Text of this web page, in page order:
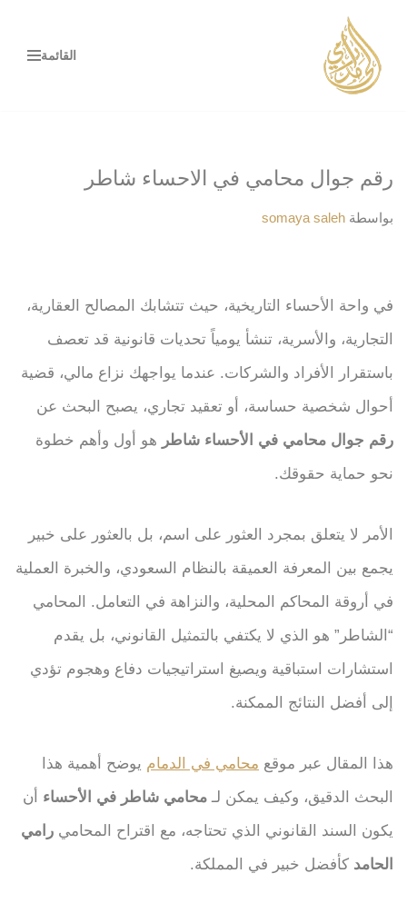
تخطى
إلى
القائمة
رقم جوال محامي في الاحساء شاطر
بواسطة somaya saleh
في واحة الأحساء التاريخية، حيث تتشابك المصالح العقارية،
التجارية، والأسرية، تنشأ يومياً تحديات قانونية قد تعصف
باستقرار الأفراد والشركات. عندما يواجهك نزاع مالي، قضية
أحوال شخصية حساسة، أو تعقيد تجاري، يصبح البحث عن
رقم جوال محامي في الأحساء شاطر هو أول وأهم خطوة
نحو حماية حقوقك.
الأمر لا يتعلق بمجرد العثور على اسم، بل بالعثور على خبير
يجمع بين المعرفة العميقة بالنظام السعودي، والخبرة العملية
في أروقة المحاكم المحلية، والنزاهة في التعامل. المحامي
“الشاطر” هو الذي لا يكتفي بالتمثيل القانوني، بل يقدم
استشارات استباقية ويصيغ استراتيجيات دفاع وهجوم تؤدي
إلى أفضل النتائج الممكنة.
هذا المقال عبر موقع محامي في الدمام يوضح أهمية هذا
البحث الدقيق، وكيف يمكن لـ محامي شاطر في الأحساء أن
يكون السند القانوني الذي تحتاجه، مع اقتراح المحامي رامي
الحامد كأفضل خبير في المملكة.